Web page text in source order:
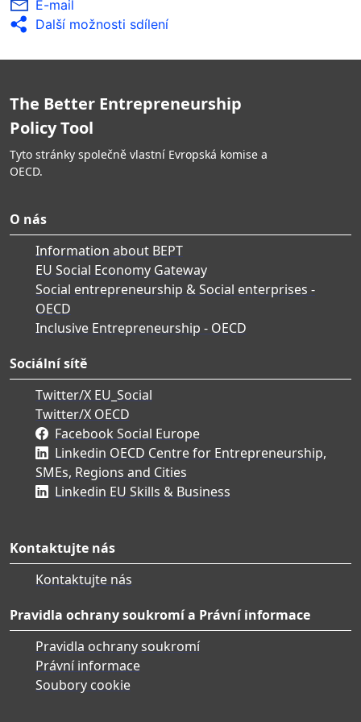
zastoupené a znevýhodněné skupiny a o jejich
výsledcích se rozsáhle informuje.
E-mail
Další možnosti sdílení
The Better Entrepreneurship
Policy Tool
Tyto stránky společně vlastní Evropská komise a
OECD.
O nás
Information about BEPT
EU Social Economy Gateway
Social entrepreneurship & Social enterprises -
OECD
Inclusive Entrepreneurship - OECD
Sociální sítě
Twitter/X EU_Social
Twitter/X OECD
Facebook Social Europe
Linkedin OECD Centre for Entrepreneurship,
SMEs, Regions and Cities
Linkedin EU Skills & Business
Kontaktujte nás
Kontaktujte nás
Pravidla ochrany soukromí a Právní informace
Pravidla ochrany soukromí
Právní informace
Soubory cookie